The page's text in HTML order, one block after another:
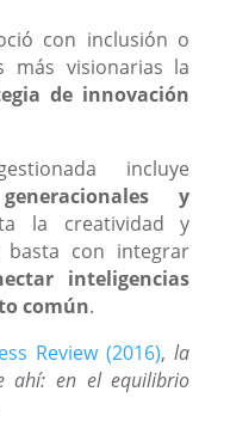
con inclusión o
más visionarias la
de innovación
incluye
y
la creatividad y
basta con integrar
inteligencias
común.
Review (2016),la
ahí: en el equilibrio